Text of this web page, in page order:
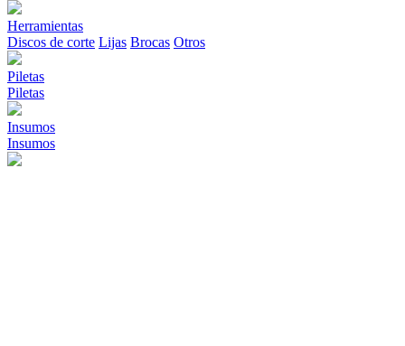
Herramientas
Discos de corte Lijas Brocas Otros
Piletas
Piletas
Insumos
Insumos